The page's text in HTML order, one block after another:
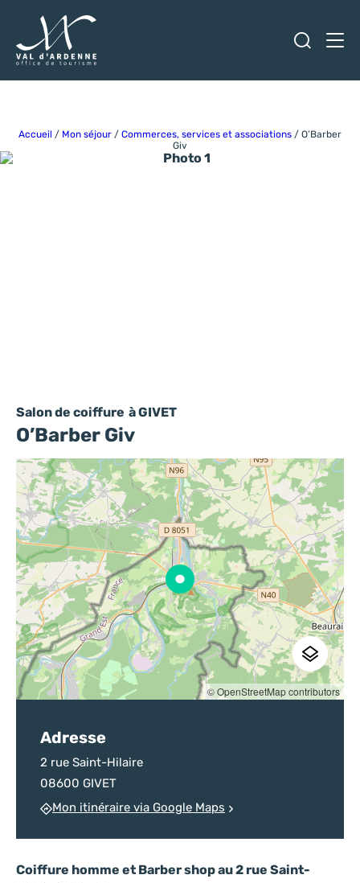
Accueil / Mon séjour / Commerces, services et associations / O’Barber
Giv
Salon de coiffure à GIVET
O’Barber Giv
Photo 1
Coiffure homme et Barber shop au 2 rue Saint-
© OpenStreetMap contributors
Adresse
2 rue Saint-Hilaire
08600 GIVET
Mon itinéraire via Google Maps